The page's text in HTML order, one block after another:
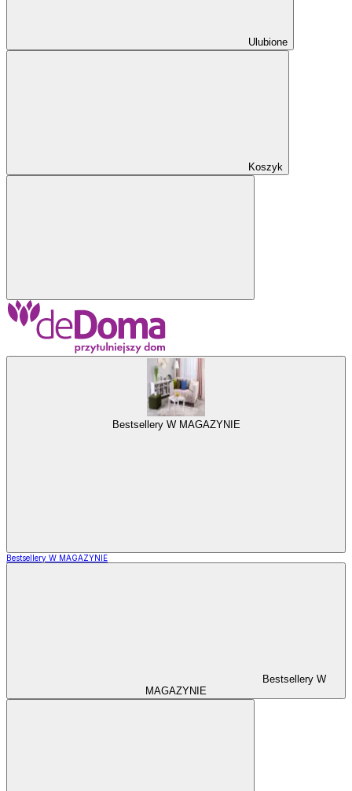
Ulubione
Koszyk
Bestsellery W MAGAZYNIE
Bestsellery W MAGAZYNIE
Bestsellery W
MAGAZYNIE